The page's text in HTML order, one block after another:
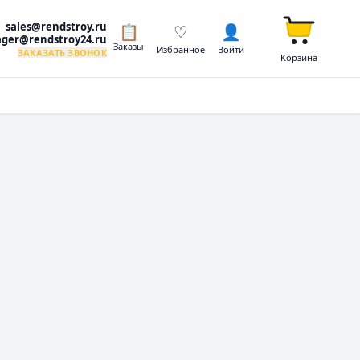
sales@rendstroy.ru
ЗАКАЗАТЬ ЗВОНОК
📋
Заказы
♡
Избранное
👤
Войти
Корзина